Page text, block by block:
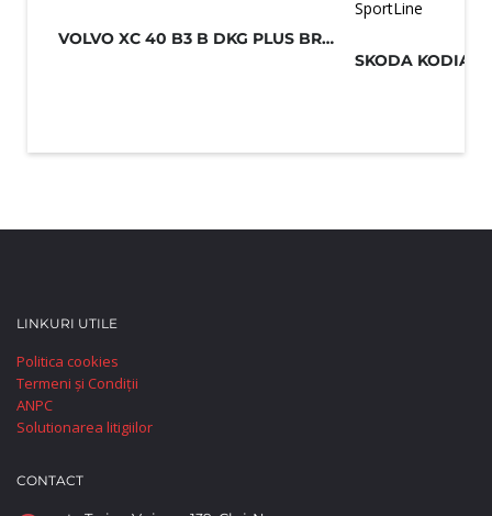
VOLVO XC 40 B3 B DKG PLUS BRIGHT 20...
LINKURI UTILE
Politica cookies
Termeni și Condiții
ANPC
Solutionarea litigiilor
CONTACT